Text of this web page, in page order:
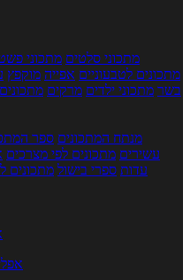
מתכוני סלטים מתכוני
מתכונים לטבעוניים אפייה מוקפץ
בשר מתכוני ילדים מרקים
מנתח המתכונים ספר
עשירים מתכונים לפי מצרכים
עדות ספרי בישול מתכונים